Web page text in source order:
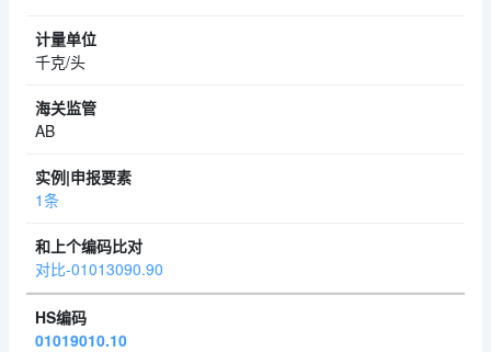
千克/头
AB
1条
对比-01013090.90
01019010.10